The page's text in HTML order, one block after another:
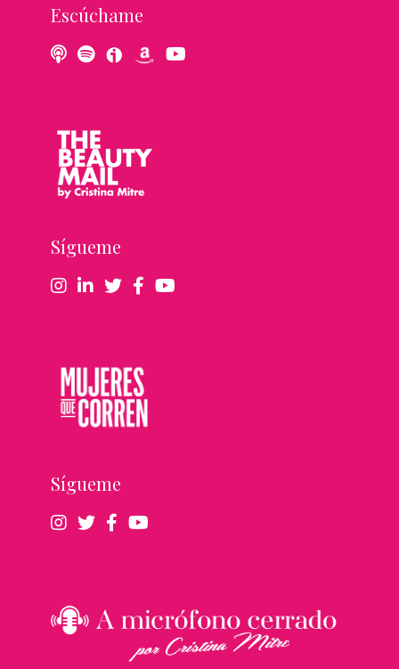
Escúchame
Sígueme
Sígueme